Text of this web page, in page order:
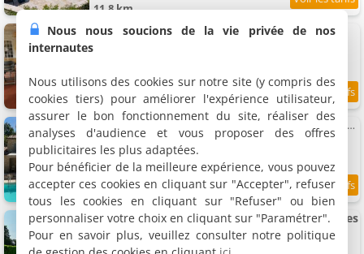
11.8 km
Maison périgourdine
11.9 km
Maison de charme avec piscine en Dordogne-Périgord
Maison de vacances, 180 m²
13 personnes, 6 chambres, 2 salles de bains
12 km 10
Ancien presbytère restauré - 3 clés Clévacances
Villa, 98 m²
6 personnes, 3 chambres, 1 salle de bains
Nous nous soucions de la vie privée de nos
internautes
Nous utilisons des cookies sur notre site (y compris des
cookies tiers) pour améliorer l'expérience utilisateur,
assurer le bon fonctionnement du site, réaliser des
analyses d'audience et vous proposer des offres
publicitaires les plus adaptées.
Pour bénéficier de la meilleure expérience, vous pouvez
accepter ces cookies en cliquant sur "Accepter", refuser
tous les cookies en cliquant sur "Refuser" ou bien
personnaliser votre choix en cliquant sur "Paramétrer".
Pour en savoir plus, veuillez consulter notre politique